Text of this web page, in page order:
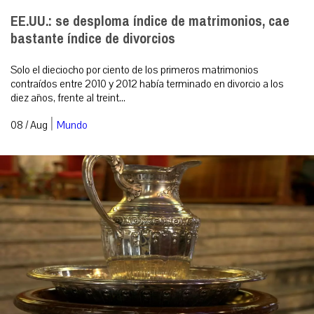
EE.UU.: se desploma índice de matrimonios, cae
bastante índice de divorcios
Solo el dieciocho por ciento de los primeros matrimonios
contraídos entre 2010 y 2012 había terminado en divorcio a los
diez años, frente al treint...
08 / Aug | Mundo